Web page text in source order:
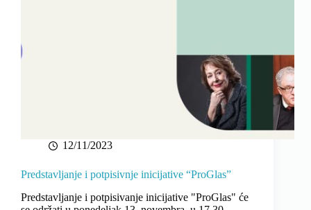
12/11/2023
Predstavljanje i potpisivnje inicijative “ProGlas”
Predstavljanje i potpisivanje inicijative "ProGlas" će